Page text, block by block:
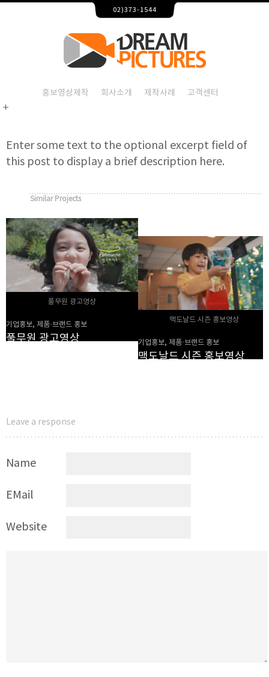
성인전동킥보드 로드엔진 홍보영상 – 홍보영상제작 드림픽
성인전동킥보드 로드엔진 홍보영상,홍보영상제작,홍보
성인전동킥보드 로드엔진
성인전동킥보드 로드엔진 홍보영상,홍보영상제작,홍보
02)373-1544
홍보영상제작 회사소개 제작사례 고객센터
Enter some text to the optional excerpt field of
this post to display a brief description here.
Similar Projects
풀무원 광고영상
기업홍보, 제품·브랜드 홍보
풀무원 광고영상
맥도날드 시즌 홍보영상
기업홍보, 제품·브랜드 홍보
맥도날드 시즌 홍보영상
Leave a response
Name
EMail
Website